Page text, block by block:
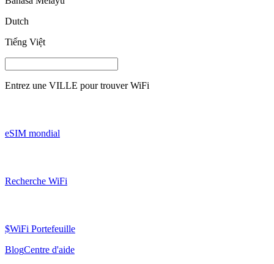
Dutch
Tiếng Việt
Entrez une VILLE pour trouver WiFi
eSIM mondial
Recherche WiFi
$WiFi Portefeuille
BlogCentre d'aide